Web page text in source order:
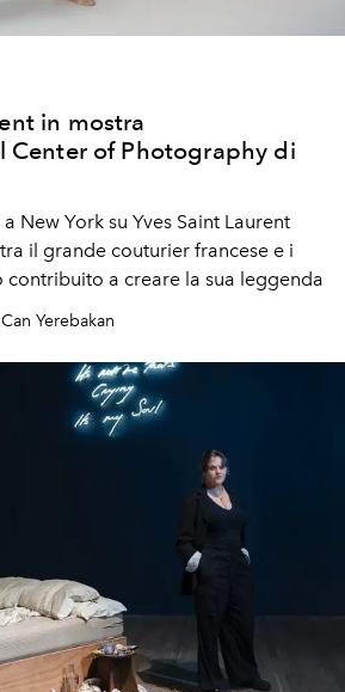
in mostra
Center of Photography di
New York su Yves Saint Laurent
il grande couturier francese e i
contribuito a creare la sua leggenda
Yerebakan